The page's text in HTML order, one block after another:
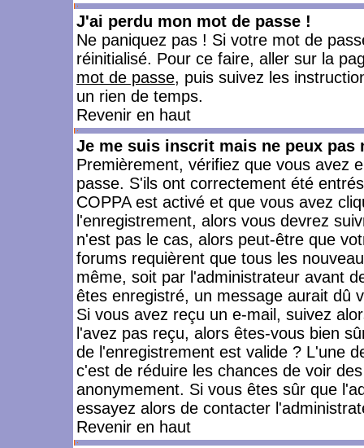
J'ai perdu mon mot de passe !
Ne paniquez pas ! Si votre mot de
réinitialisé. Pour ce faire, aller sur la
mot de passe, puis suivez les
un rien de temps.
Revenir en haut
Je me suis inscrit mais ne peux pas
Premièrement, vérifiez que vous avez
passe. S'ils ont correctement été
COPPA est activé et que vous avez
l'enregistrement, alors vous devrez
n'est pas le cas, alors peut-être que
forums requièrent que tous les
même, soit par l'administrateur avant
êtes enregistré, un message aurait dû
Si vous avez reçu un e-mail, suivez
l'avez pas reçu, alors êtes-vous bien
de l'enregistrement est valide ? L'une
c'est de réduire les chances de voir
anonymement. Si vous êtes sûr que
essayez alors de contacter
Revenir en haut